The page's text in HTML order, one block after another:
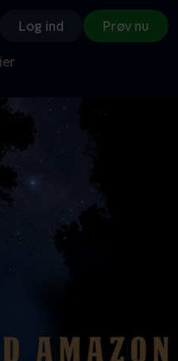
Log ind Prøv nu